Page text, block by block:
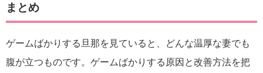
まとめ
ゲームばかりする旦那を見ていると、どんな温厚な妻でも
腹が立つものです。ゲームばかりする原因と改善方法を把